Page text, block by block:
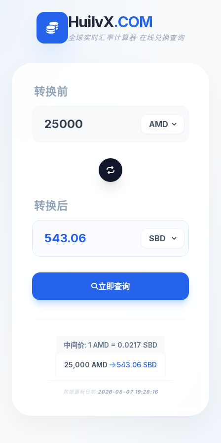
HuilvX.COM
全球实时汇率计算器 在线兑换查询
转换前
转换后
立即查询
中间价: 1 AMD = 0.0217 SBD
25,000 AMD 543.06 SBD
数据更新日期:2026-08-07 19:28:16